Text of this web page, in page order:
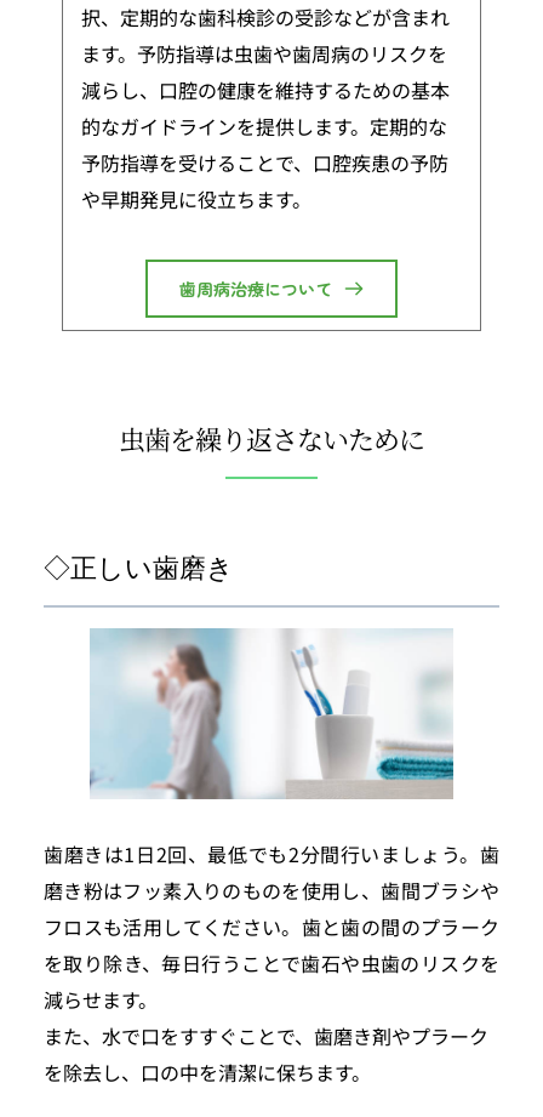
択、定期的な歯科検診の受診などが含まれ
ます。予防指導は虫歯や歯周病のリスクを
減らし、口腔の健康を維持するための基本
的なガイドラインを提供します。定期的な
予防指導を受けることで、口腔疾患の予防
や早期発見に役立ちます。
歯周病治療について
虫歯を繰り返さないために
◇正しい歯磨き
歯磨きは1日2回、最低でも2分間行いましょう。歯
磨き粉はフッ素入りのものを使用し、歯間ブラシや
フロスも活用してください。歯と歯の間のプラーク
を取り除き、毎日行うことで歯石や虫歯のリスクを
減らせます。
また、水で口をすすぐことで、歯磨き剤やプラーク
を除去し、口の中を清潔に保ちます。